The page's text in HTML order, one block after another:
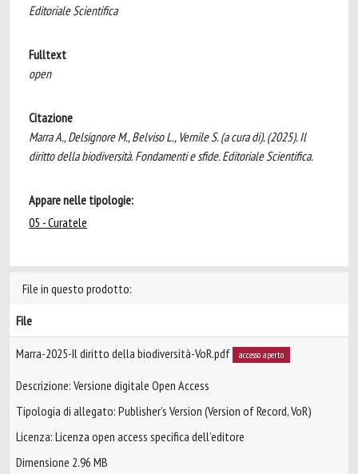
Editoriale Scientifica
Fulltext
open
Citazione
Marra A., Delsignore M., Belviso L., Vernile S. (a cura di). (2025). Il
diritto della biodiversità. Fondamenti e sfide. Editoriale Scientifica.
Appare nelle tipologie:
05 - Curatele
File in questo prodotto:
File
Marra-2025-Il diritto della biodiversità-VoR.pdf accesso aperto
Descrizione: Versione digitale Open Access
Tipologia di allegato: Publisher’s Version (Version of Record, VoR)
Licenza: Licenza open access specifica dell’editore
Dimensione 2.96 MB